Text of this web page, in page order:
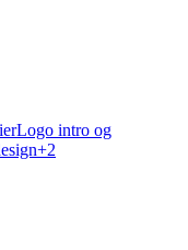
Logo intro og
+2